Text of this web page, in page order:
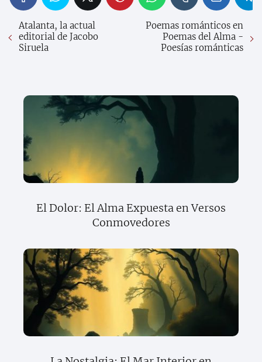
Atalanta, la actual
editorial de Jacobo
Siruela
Poemas románticos en
Poemas del Alma -
Poesías románticas
El Dolor: El Alma Expuesta en Versos
Conmovedores